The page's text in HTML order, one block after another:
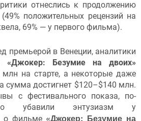
отнеслись к продолжению
положительных рецензий на
69% — у первого фильма).
премьерой в Венеции, аналитики
«Джокер: Безумие на двоих»
на старте, а некоторые даже
сумма достигнет $120–$140 млн.
с фестивального показа, по-
убавили энтузиазм у
о фильме «Джокер: Безумие на